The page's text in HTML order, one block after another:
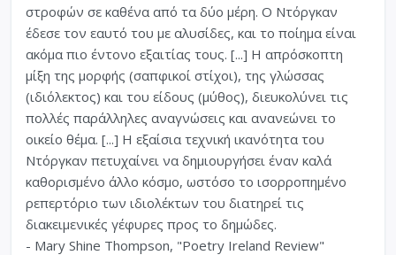
στροφών σε καθένα από τα δύο μέρη. Ο Ντόργκαν
έδεσε τον εαυτό του με αλυσίδες, και το ποίημα είναι
ακόμα πιο έντονο εξαιτίας τους. [...] Η απρόσκοπτη
μίξη της μορφής (σαπφικοί στίχοι), της γλώσσας
(ιδιόλεκτος) και του είδους (μύθος), διευκολύνει τις
πολλές παράλληλες αναγνώσεις και ανανεώνει το
οικείο θέμα. [...] Η εξαίσια τεχνική ικανότητα του
Ντόργκαν πετυχαίνει να δημιουργήσει έναν καλά
καθορισμένο άλλο κόσμο, ωστόσο το ισορροπημένο
ρεπερτόριο των ιδιολέκτων του διατηρεί τις
διακειμενικές γέφυρες προς το δημώδες.
- Mary Shine Thompson, "Poetry Ireland Review"